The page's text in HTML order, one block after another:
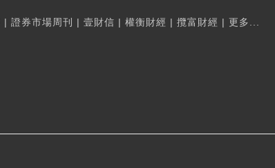
| 證券市場周刊 | 壹財信 | 權衡財經 | 攬富財經 | 更多...